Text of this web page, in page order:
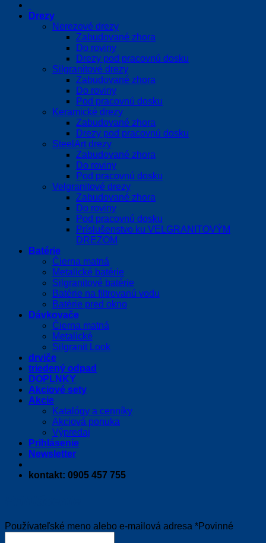
Drezy
Nerezové drezy
Zabudované zhora
Do roviny
Drezy pod pracovnú dosku
Silgranitové drezy
Zabudované zhora
Do roviny
Pod pracovnú dosku
Keramické drezy
Zabudované zhora
Drezy pod pracovnú dosku
SteelArt drezy
Zabudované zhora
Do roviny
Pod pracovnú dosku
Velgranitové drezy
Zabudované zhora
Do roviny
Pod pracovnú dosku
Príslušenstvo ku VELGRANITOVÝM
DREZOM
Batérie
Čierna matná
Metalické batérie
Silgranitové batérie
Batérie na filtrovanú vodu
Batérie pred okno
Dávkovače
Čierna matná
Metalické
Silgranit Look
drviče
triedený odpad
DOPLNKY
Akciové sety
Akcie
Katalógy a cenníky
Akciová ponuka
Výpredaj
Prihlásenie
Newsletter
kontakt: 0905 457 755
Používateľské meno alebo e-mailová adresa *Povinné